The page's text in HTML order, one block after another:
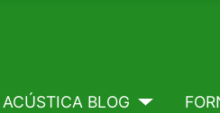
ACÚSTICA BLOG